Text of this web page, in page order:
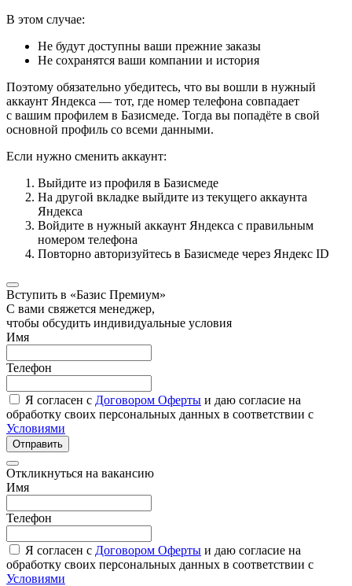
В этом случае:
Не будут доступны ваши прежние заказы
Не сохранятся ваши компании и история
Поэтому обязательно убедитесь, что вы вошли в нужный
аккаунт Яндекса — тот, где номер телефона совпадает
с вашим профилем в Базисмеде. Тогда вы попадёте в свой
основной профиль со всеми данными.
Если нужно сменить аккаунт:
Выйдите из профиля в Базисмеде
На другой вкладке выйдите из текущего аккаунта
Яндекса
Войдите в нужный аккаунт Яндекса с правильным
номером телефона
Повторно авторизуйтесь в Базисмеде через Яндекс ID
Вступить в «Базис Премиум»
С вами свяжется менеджер,
чтобы обсудить индивидуальные условия
Имя
Телефон
Я согласен с Договором Оферты и даю согласие на
обработку своих персональных данных в соответствии с
Условиями
Отправить
Откликнуться на вакансию
Имя
Телефон
Я согласен с Договором Оферты и даю согласие на
обработку своих персональных данных в соответствии с
Условиями